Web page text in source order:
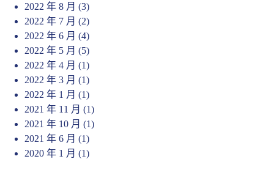
2022 年 8 月 (3)
2022 年 7 月 (2)
2022 年 6 月 (4)
2022 年 5 月 (5)
2022 年 4 月 (1)
2022 年 3 月 (1)
2022 年 1 月 (1)
2021 年 11 月 (1)
2021 年 10 月 (1)
2021 年 6 月 (1)
2020 年 1 月 (1)